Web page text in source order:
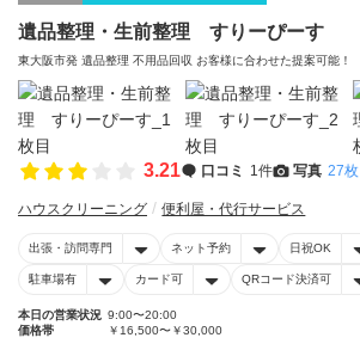
遺品整理・生前整理 すりーぴーす
東大阪市発 遺品整理 不用品回収 お客様に合わせた提案可能！
3.21 口コミ 1件 写真 27枚
ハウスクリーニング 便利屋・代行サービス
出張・訪問専門 ネット予約 日祝OK
駐車場有 カード可 QRコード決済可
本日の営業状況 9:00〜20:00
価格帯
￥16,500〜￥30,000